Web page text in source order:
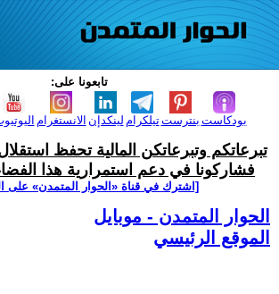
تابعونا على:
الانستغرام لينكدإن تيلكرامبنترست بودكاست
تبرعاتكم وتبرعاتكن المالية تحفظ
فشاركونا في دعم استمرارية هذا
[اشترك في قناة ‫«الحوار المتمدن» على
الحوار المتمدن - موبايل
الموقع الرئيسي